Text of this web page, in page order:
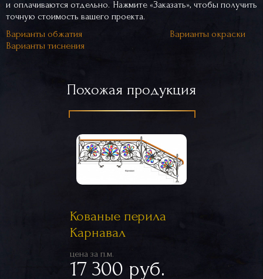
и оплачиваются отдельно. Нажмите «Заказать», чтобы получить
точную стоимость вашего проекта.
Варианты обжатия
Варианты окраски
Варианты тиснения
Похожая продукция
Кованые перила
Карнавал
цена за п.м.
17 300 руб.